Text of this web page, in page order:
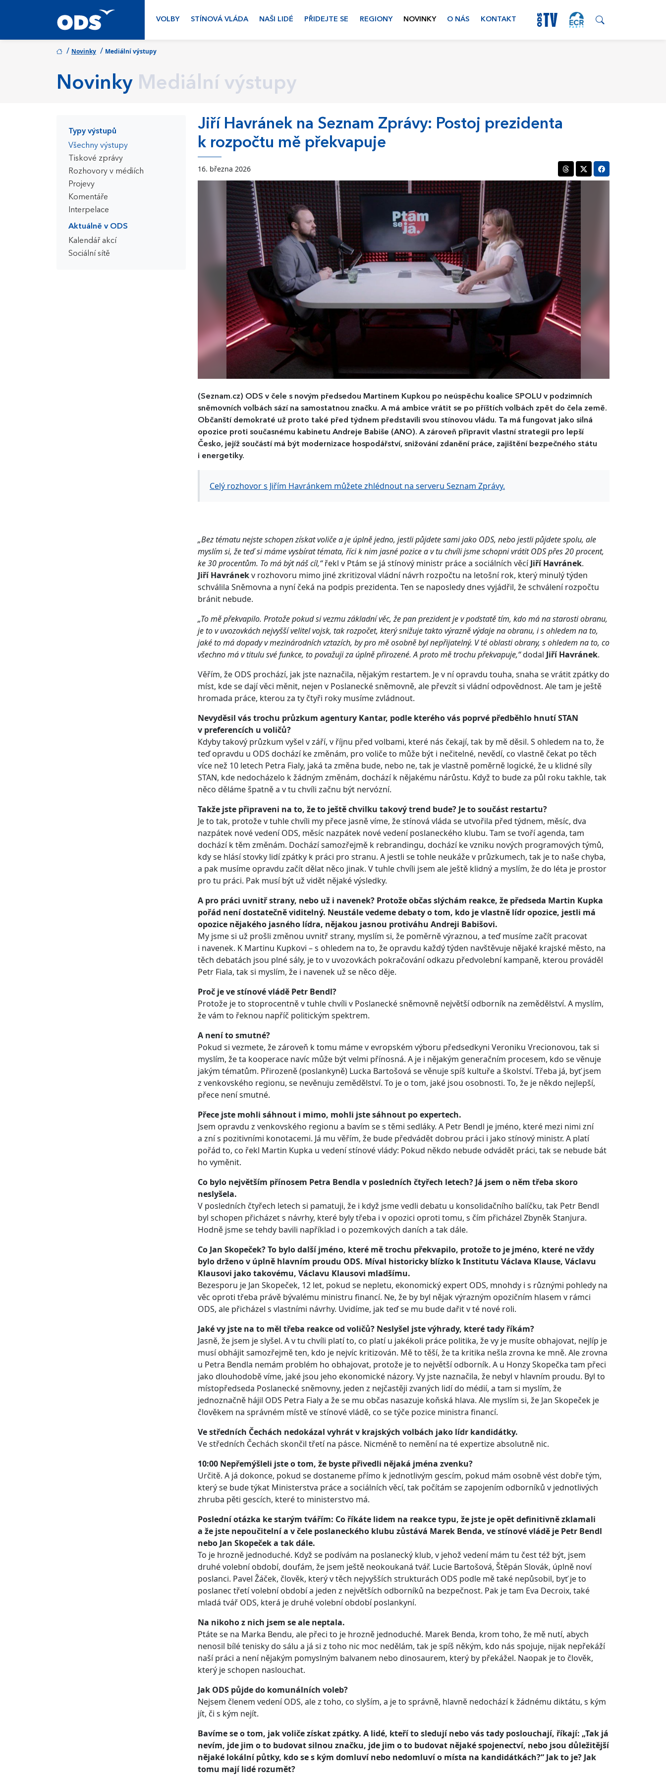
VOLBY STÍNOVÁ VLÁDA NAŠI LIDÉ PŘIDEJTE SE REGIONY NOVINKY O NÁS KONTAKT
/ Novinky / Mediální výstupy
Novinky Mediální výstupy
Typy výstupů
Všechny výstupy
Tiskové zprávy
Rozhovory v médiích
Projevy
Komentáře
Interpelace
Aktuálně v ODS
Kalendář akcí
Sociální sítě
Jiří Havránek na Seznam Zprávy: Postoj prezidenta
k rozpočtu mě překvapuje
16. března 2026
(Seznam.cz) ODS v čele s novým předsedou Martinem Kupkou po neúspěchu koalice SPOLU v podzimních
sněmovních volbách sází na samostatnou značku. A má ambice vrátit se po příštích volbách zpět do čela země.
Občanští demokraté už proto také před týdnem představili svou stínovou vládu. Ta má fungovat jako silná
opozice proti současnému kabinetu Andreje Babiše (ANO). A zároveň připravit vlastní strategii pro lepší
Česko, jejíž součástí má být modernizace hospodářství, snižování zdanění práce, zajištění bezpečného státu
i energetiky.
Celý rozhovor s Jiřím Havránkem můžete zhlédnout na serveru Seznam Zprávy.
„Bez tématu nejste schopen získat voliče a je úplně jedno, jestli půjdete sami jako ODS, nebo jestli půjdete spolu, ale
myslím si, že teď si máme vysbírat témata, říci k nim jasné pozice a v tu chvíli jsme schopni vrátit ODS přes 20 procent,
ke 30 procentům. To má být náš cíl,“řekl v Ptám se já stínový ministr práce a sociálních věcíJiří Havránek.
Jiří Havránekv rozhovoru mimo jiné zkritizoval vládní návrh rozpočtu na letošní rok, který minulý týden
schválila Sněmovna a nyní čeká na podpis prezidenta. Ten se naposledy dnes vyjádřil, že schválení rozpočtu
bránit nebude.
„To mě překvapilo. Protože pokud si vezmu základní věc, že pan prezident je v podstatě tím, kdo má na starosti obranu,
je to v uvozovkách nejvyšší velitel vojsk, tak rozpočet, který snižuje takto výrazně výdaje na obranu, i s ohledem na to,
jaké to má dopady v mezinárodních vztazích, by pro mě osobně byl nepřijatelný. V té oblasti obrany, s ohledem na to, co
všechno má v titulu své funkce, to považuji za úplně přirozené. A proto mě trochu překvapuje,“dodal Jiří Havránek.
Věřím, že ODS prochází, jak jste naznačila, nějakým restartem. Je v ní opravdu touha, snaha se vrátit zpátky do
míst, kde se dají věci měnit, nejen v Poslanecké sněmovně, ale převzít si vládní odpovědnost. Ale tam je ještě
hromada práce, kterou za ty čtyři roky musíme zvládnout.
Nevyděsil vás trochu průzkum agentury Kantar, podle kterého vás poprvé předběhlo hnutí STAN
v preferencích u voličů?
Kdyby takový průzkum vyšel v září, v říjnu před volbami, které nás čekají, tak by mě děsil. S ohledem na to, že
teď opravdu u ODS dochází ke změnám, pro voliče to může být i nečitelné, nevědí, co vlastně čekat po těch
více než 10 letech Petra Fialy, jaká ta změna bude, nebo ne, tak je vlastně poměrně logické, že u klidné síly
STAN, kde nedocházelo k žádným změnám, dochází k nějakému nárůstu. Když to bude za půl roku takhle, tak
něco děláme špatně a v tu chvíli začnu být nervózní.
Takže jste připraveni na to, že to ještě chvilku takový trend bude? Je to součást restartu?
Je to tak, protože v tuhle chvíli my přece jasně víme, že stínová vláda se utvořila před týdnem, měsíc, dva
nazpátek nové vedení ODS, měsíc nazpátek nové vedení poslaneckého klubu. Tam se tvoří agenda, tam
dochází k těm změnám. Dochází samozřejmě k rebrandingu, dochází ke vzniku nových programových týmů,
kdy se hlásí stovky lidí zpátky k práci pro stranu. A jestli se tohle neukáže v průzkumech, tak je to naše chyba,
a pak musíme opravdu začít dělat něco jinak. V tuhle chvíli jsem ale ještě klidný a myslím, že do léta je prostor
pro tu práci. Pak musí být už vidět nějaké výsledky.
A pro práci uvnitř strany, nebo už i navenek? Protože občas slýchám reakce, že předseda Martin Kupka
pořád není dostatečně viditelný. Neustále vedeme debaty o tom, kdo je vlastně lídr opozice, jestli má
opozice nějakého jasného lídra, nějakou jasnou protiváhu Andreji Babišovi.
My jsme si už prošli změnou uvnitř strany, myslím si, že poměrně výraznou, a teď musíme začít pracovat
i navenek. K Martinu Kupkovi – s ohledem na to, že opravdu každý týden navštěvuje nějaké krajské město, na
těch debatách jsou plné sály, je to v uvozovkách pokračování odkazu předvolební kampaně, kterou prováděl
Petr Fiala, tak si myslím, že i navenek už se něco děje.
Proč je ve stínové vládě Petr Bendl?
Protože je to stoprocentně v tuhle chvíli v Poslanecké sněmovně největší odborník na zemědělství. A myslím,
že vám to řeknou napříč politickým spektrem.
A není to smutné?
Pokud si vezmete, že zároveň k tomu máme v evropském výboru předsedkyni Veroniku Vrecionovou, tak si
myslím, že ta kooperace navíc může být velmi přínosná. A je i nějakým generačním procesem, kdo se věnuje
jakým tématům. Přirozeně (poslankyně) Lucka Bartošová se věnuje spíš kultuře a školství. Třeba já, byť jsem
z venkovského regionu, se nevěnuju zemědělství. To je o tom, jaké jsou osobnosti. To, že je někdo nejlepší,
přece není smutné.
Přece jste mohli sáhnout i mimo, mohli jste sáhnout po expertech.
Jsem opravdu z venkovského regionu a bavím se s těmi sedláky. A Petr Bendl je jméno, které mezi nimi zní
a zní s pozitivními konotacemi. Já mu věřím, že bude předvádět dobrou práci i jako stínový ministr. A platí
pořád to, co řekl Martin Kupka u vedení stínové vlády: Pokud někdo nebude odvádět práci, tak se nebude bát
ho vyměnit.
Co bylo největším přínosem Petra Bendla v posledních čtyřech letech? Já jsem o něm třeba skoro
neslyšela.
V posledních čtyřech letech si pamatuji, že i když jsme vedli debatu u konsolidačního balíčku, tak Petr Bendl
byl schopen přicházet s návrhy, které byly třeba i v opozici oproti tomu, s čím přicházel Zbyněk Stanjura.
Hodně jsme se tehdy bavili například i o pozemkových daních a tak dále.
Co Jan Skopeček? To bylo další jméno, které mě trochu překvapilo, protože to je jméno, které ne vždy
bylo drženo v úplně hlavním proudu ODS. Míval historicky blízko k Institutu Václava Klause, Václavu
Klausovi jako takovému, Václavu Klausovi mladšímu.
Bezesporu je Jan Skopeček, 12 let, pokud se nepletu, ekonomický expert ODS, mnohdy i s různými pohledy na
věc oproti třeba právě bývalému ministru financí. Ne, že by byl nějak výrazným opozičním hlasem v rámci
ODS, ale přicházel s vlastními návrhy. Uvidíme, jak teď se mu bude dařit v té nové roli.
Jaké vy jste na to měl třeba reakce od voličů? Neslyšel jste výhrady, které tady říkám?
Jasně, že jsem je slyšel. A v tu chvíli platí to, co platí u jakékoli práce politika, že vy je musíte obhajovat, nejlíp je
musí obhájit samozřejmě ten, kdo je nejvíc kritizován. Mě to těší, že ta kritika nešla zrovna ke mně. Ale zrovna
u Petra Bendla nemám problém ho obhajovat, protože je to největší odborník. A u Honzy Skopečka tam přeci
jako dlouhodobě víme, jaké jsou jeho ekonomické názory. Vy jste naznačila, že nebyl v hlavním proudu. Byl to
místopředseda Poslanecké sněmovny, jeden z nejčastěji zvaných lidí do médií, a tam si myslím, že
jednoznačně hájil ODS Petra Fialy a že se mu občas nasazuje koňská hlava. Ale myslím si, že Jan Skopeček je
člověkem na správném místě ve stínové vládě, co se týče pozice ministra financí.
Ve středních Čechách nedokázal vyhrát v krajských volbách jako lídr kandidátky.
Ve středních Čechách skončil třetí na pásce. Nicméně to nemění na té expertize absolutně nic.
10:00 Nepřemýšleli jste o tom, že byste přivedli nějaká jména zvenku?
Určitě. A já dokonce, pokud se dostaneme přímo k jednotlivým gescím, pokud mám osobně vést dobře tým,
který se bude týkat Ministerstva práce a sociálních věcí, tak počítám se zapojením odborníků v jednotlivých
zhruba pěti gescích, které to ministerstvo má.
Poslední otázka ke starým tvářím: Co říkáte lidem na reakce typu, že jste je opět definitivně zklamali
a že jste nepoučitelní a v čele poslaneckého klubu zůstává Marek Benda, ve stínové vládě je Petr Bendl
nebo Jan Skopeček a tak dále.
To je hrozně jednoduché. Když se podívám na poslanecký klub, v jehož vedení mám tu čest též být, jsem
druhé volební období, doufám, že jsem ještě neokoukaná tvář. Lucie Bartošová, Štěpán Slovák, úplně noví
poslanci. Pavel Žáček, člověk, který v těch nejvyšších strukturách ODS podle mě také nepůsobil, byť je to
poslanec třetí volební období a jeden z největších odborníků na bezpečnost. Pak je tam Eva Decroix, také
mladá tvář ODS, která je druhé volební období poslankyní.
Na nikoho z nich jsem se ale neptala.
Ptáte se na Marka Bendu, ale přeci to je hrozně jednoduché. Marek Benda, krom toho, že mě nutí, abych
nenosil bílé tenisky do sálu a já si z toho nic moc nedělám, tak je spíš někým, kdo nás spojuje, nijak nepřekáží
naší práci a není nějakým pomyslným balvanem nebo dinosaurem, který by překážel. Naopak je to člověk,
který je schopen naslouchat.
Jak ODS půjde do komunálních voleb?
Nejsem členem vedení ODS, ale z toho, co slyším, a je to správně, hlavně nedochází k žádnému diktátu, s kým
jít, či s kým nejít.
Bavíme se o tom, jak voliče získat zpátky. A lidé, kteří to sledují nebo vás tady poslouchají, říkají: „Tak já
nevím, jde jim o to budovat silnou značku, jde jim o to budovat nějaké spojenectví, nebo jsou důležitější
nějaké lokální půtky, kdo se s kým domluví nebo nedomluví o místa na kandidátkách?“ Jak to je? Jak
tomu mají lidé rozumět?